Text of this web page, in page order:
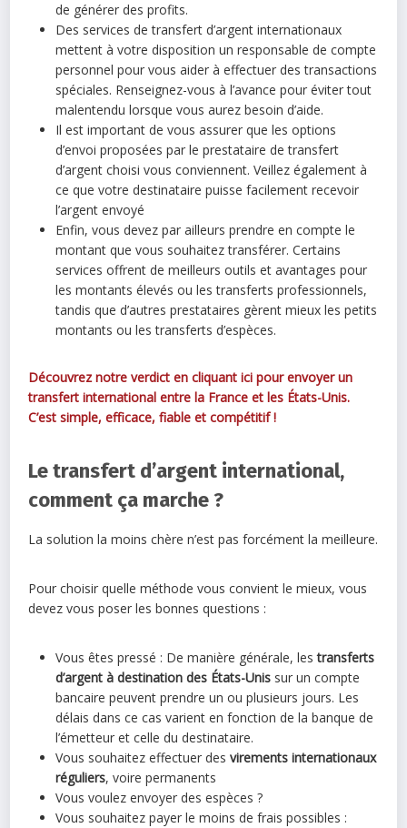
de générer des profits.
Des services de transfert d’argent internationaux
mettent à votre disposition un responsable de compte
personnel pour vous aider à effectuer des transactions
spéciales. Renseignez-vous à l’avance pour éviter tout
malentendu lorsque vous aurez besoin d’aide.
Il est important de vous assurer que les options
d’envoi proposées par le prestataire de transfert
d’argent choisi vous conviennent. Veillez également à
ce que votre destinataire puisse facilement recevoir
l’argent envoyé
Enfin, vous devez par ailleurs prendre en compte le
montant que vous souhaitez transférer. Certains
services offrent de meilleurs outils et avantages pour
les montants élevés ou les transferts professionnels,
tandis que d’autres prestataires gèrent mieux les petits
montants ou les transferts d’espèces.
Découvrez notre verdict en cliquant ici pour envoyer un
transfert international entre la France et les États-Unis.
C’est simple, efficace, fiable et compétitif !
Le transfert d’argent international,
comment ça marche ?
La solution la moins chère n’est pas forcément la meilleure.
Pour choisir quelle méthode vous convient le mieux, vous
devez vous poser les bonnes questions :
Vous êtes pressé : De manière générale, lestransferts
d’argent à destination des États-Unis sur un compte
bancaire peuvent prendre un ou plusieurs jours. Les
délais dans ce cas varient en fonction de la banque de
l’émetteur et celle du destinataire.
Vous souhaitez effectuer desvirements internationaux
réguliers, voire permanents
Vous voulez envoyer des espèces ?
Vous souhaitez payer le moins de frais possibles :